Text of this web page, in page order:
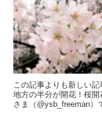
この記事よりも新しい記事があります。
地方の半分が開花！桜開
さま（@ysb_freeman）